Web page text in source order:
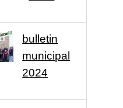
bulletin
municipal
2024